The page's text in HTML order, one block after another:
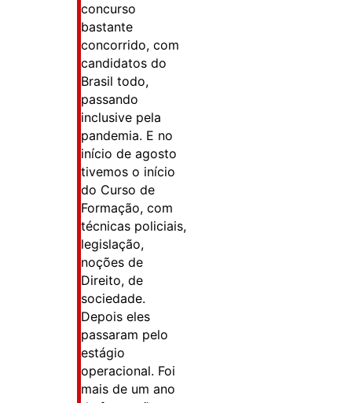
concurso
bastante
concorrido, com
candidatos do
Brasil todo,
passando
inclusive pela
pandemia. E no
início de agosto
tivemos o início
do Curso de
Formação, com
técnicas policiais,
legislação,
noções de
Direito, de
sociedade.
Depois eles
passaram pelo
estágio
operacional. Foi
mais de um ano